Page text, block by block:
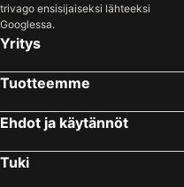
trivago ensisijaiseksi lähteeksi
Googlessa.
Yritys
Tuotteemme
Ehdot ja käytännöt
Tuki